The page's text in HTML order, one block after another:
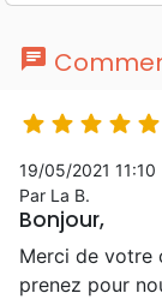
chat
    
19/05/2021 11:10
Par La B.
Bonjour,
Merci de votre
prenez pour